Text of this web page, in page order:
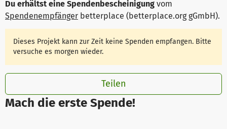
Mach die erste Spende!
Du erhältst eine Spendenbescheinigung vom
Spendenempfänger betterplace (betterplace.org gGmbH).
Dieses Projekt kann zur Zeit keine Spenden empfangen. Bitte
versuche es morgen wieder.
Teilen